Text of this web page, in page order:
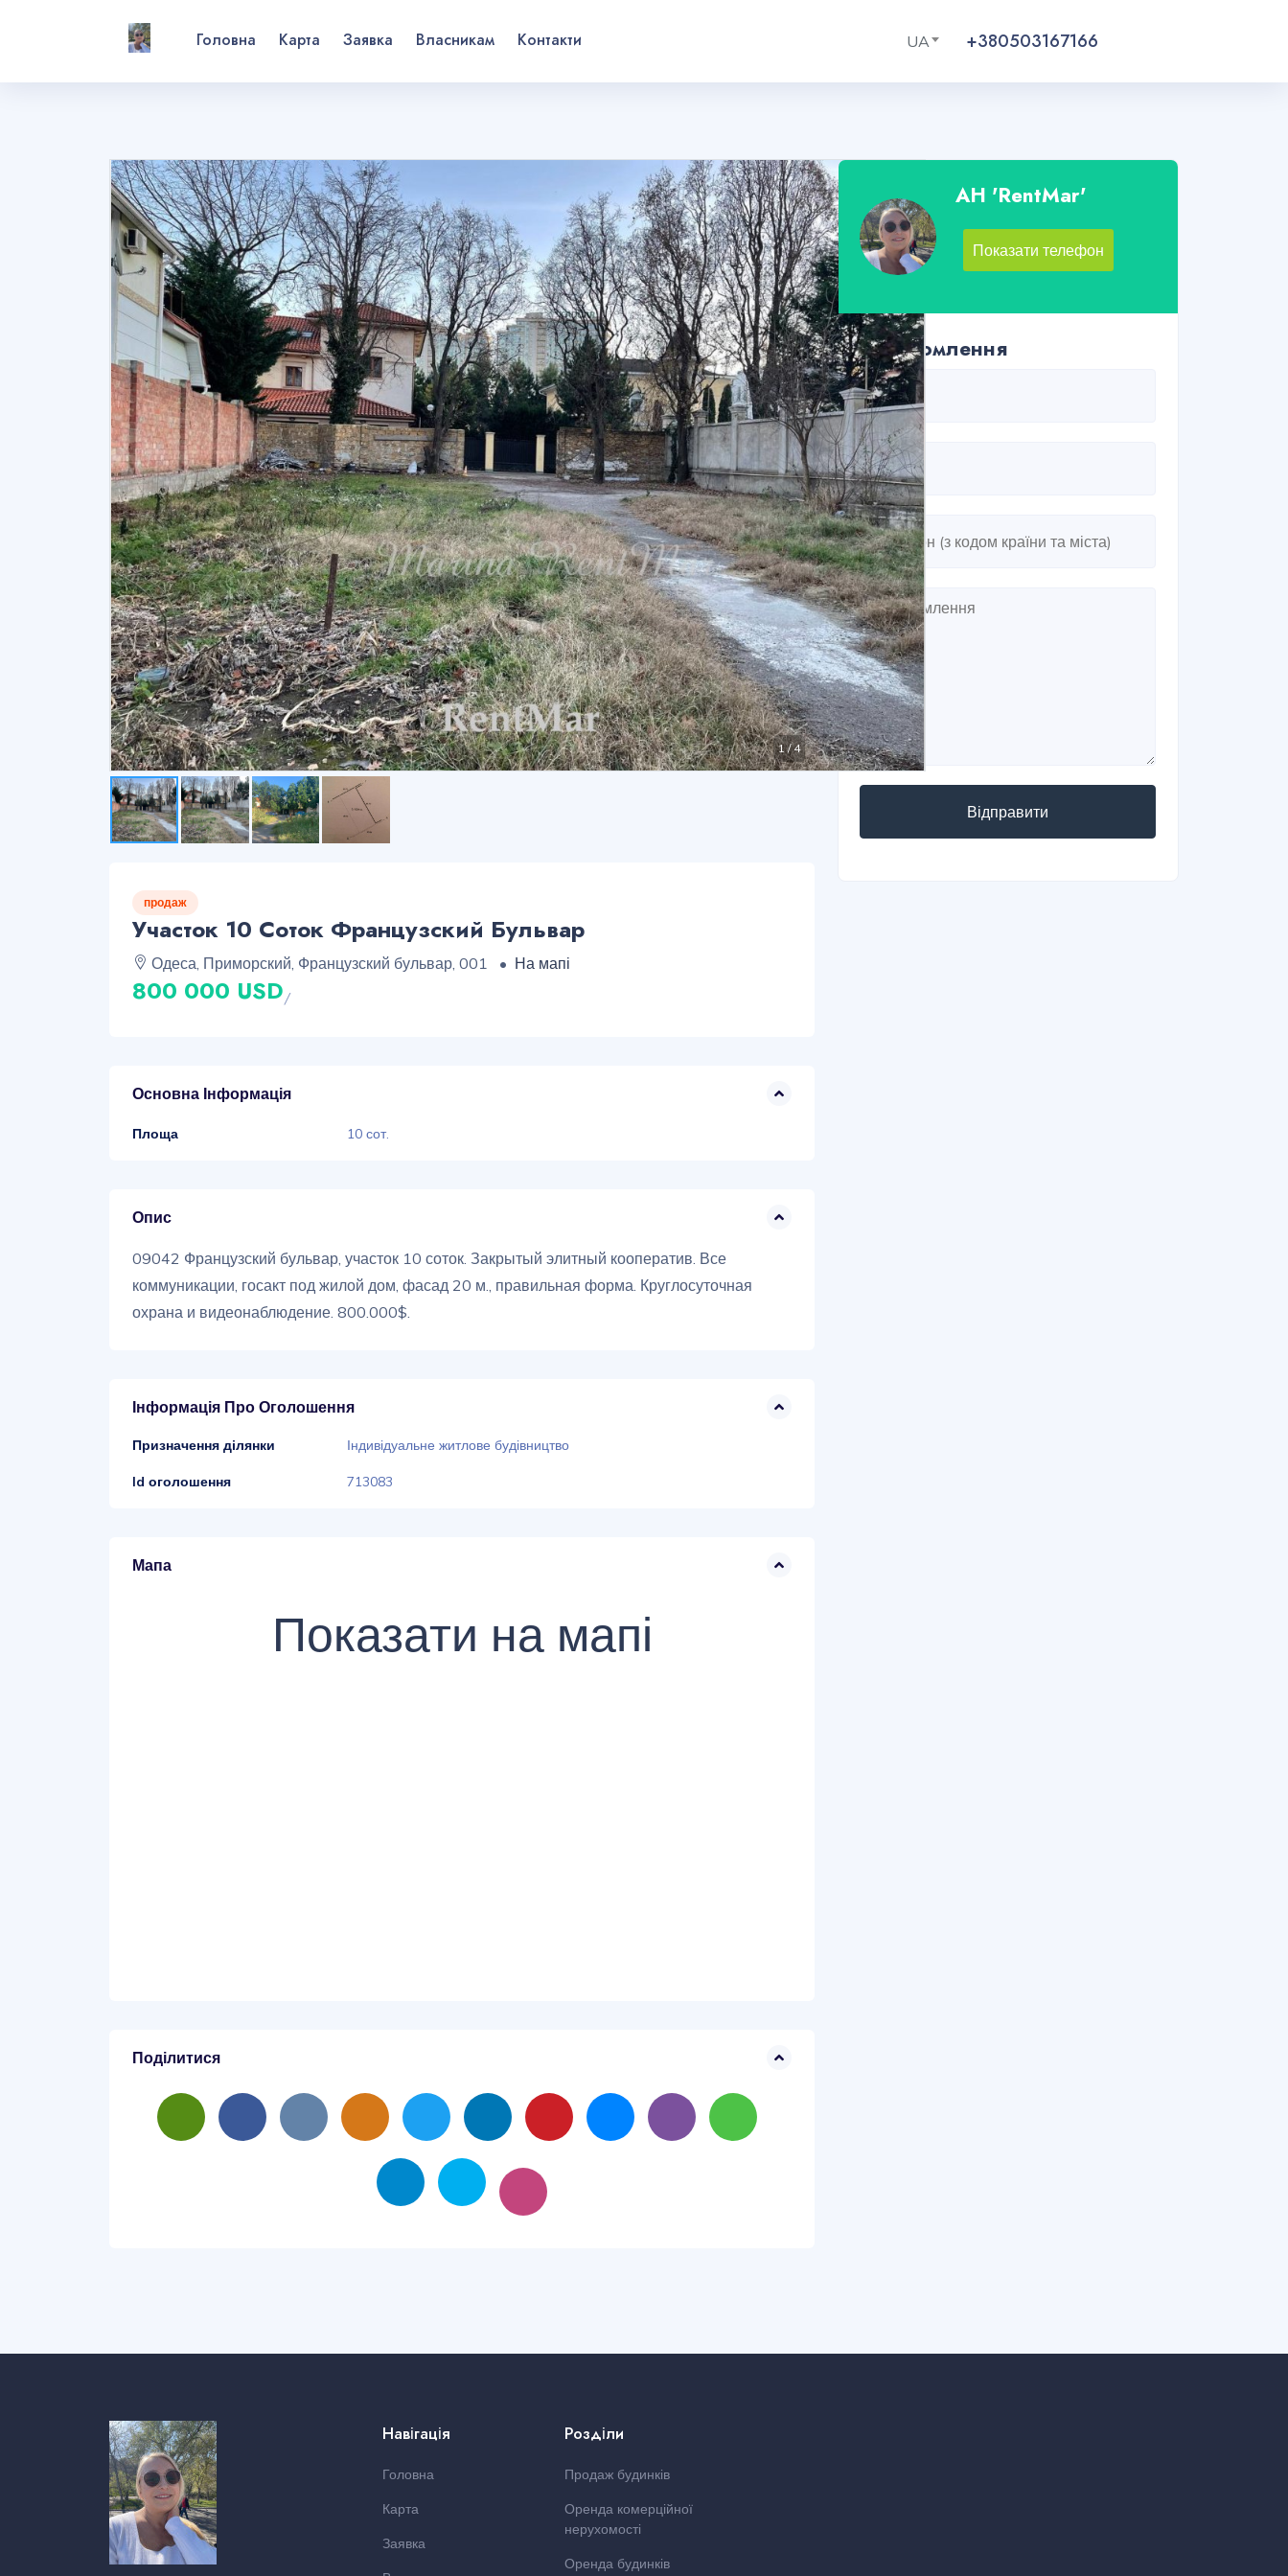
Головна Карта Заявка Власникам Контакти +380503167166
UA
1/4
продаж
Участок 10 Соток Французский Бульвар
Одеса, Приморский, Французский бульвар, 001 • На мапі
800 000 USD/
Основна Інформація
Площа 10 сот.
Опис
09042 Французский бульвар, участок 10 соток. Закрытый элитный кооператив. Все
коммуникации, госакт под жилой дом, фасад 20 м., правильная форма. Круглосуточная
охрана и видеонаблюдение. 800.000$.
Інформація Про Оголошення
Призначення ділянки Індивідуальне житлове будівництво
Id оголошення 713083
Мапа
Показати на мапі
Поділитися
АН 'RentMar'
Показати телефон
Повідомлення
Навігація
Головна
Карта
Заявка
Розділи
Продаж будинків
Оренда комерційної
нерухомості
Оренда будинків